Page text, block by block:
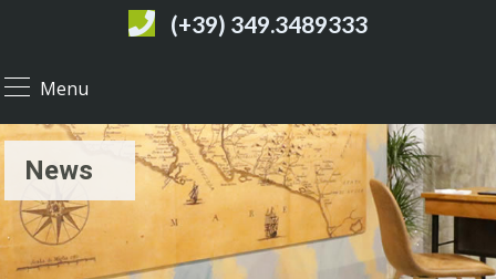
(+39) 349.3489333
Menu
News